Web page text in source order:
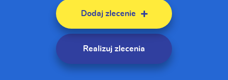
Dodaj zlecenie
Realizuj zlecenia